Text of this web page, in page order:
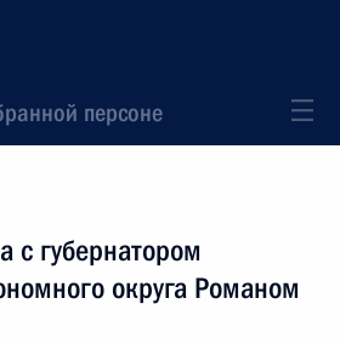
персоне
с губернатором
округа Романом